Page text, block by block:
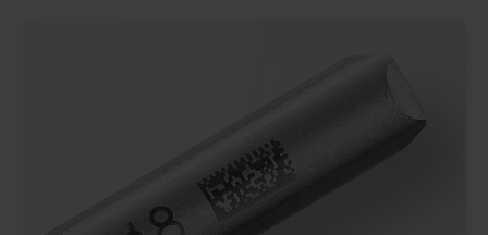
brûlage laser, les matériaux utilisés, les applications
courantes et les types de solutions de brûlage laser
fournies par KEYENCE pour améliorer les processus.